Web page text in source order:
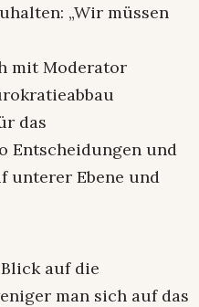
„Wir müssen
mit Moderator
das
Entscheidungen und
unterer Ebene und
auf die
man sich auf das